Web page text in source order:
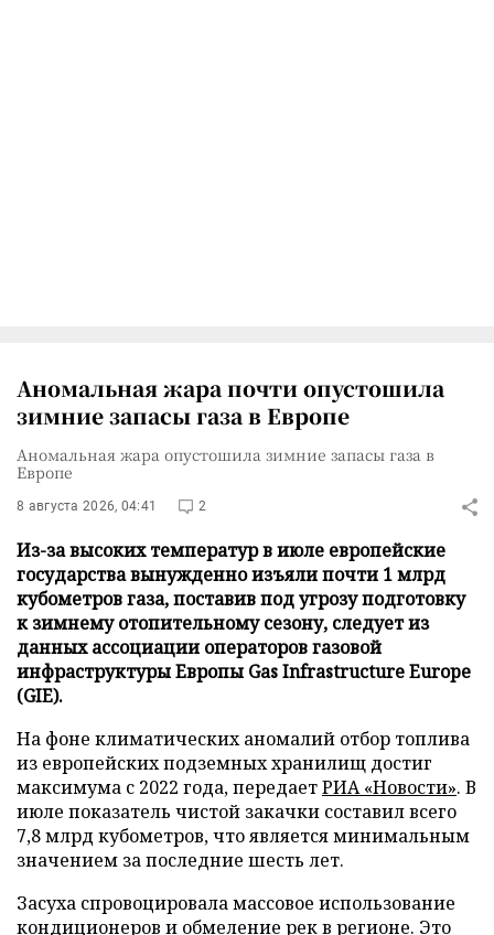
Аномальная жара почти опустошила
зимние запасы газа в Европе
Аномальная жара опустошила зимние запасы газа в
Европе
8 августа 2026, 04:41 2
Из-за высоких температур в июле европейские
государства вынужденно изъяли почти 1 млрд
кубометров газа, поставив под угрозу подготовку
к зимнему отопительному сезону, следует из
данных ассоциации операторов газовой
инфраструктуры Европы Gas Infrastructure Europe
(GIE).
На фоне климатических аномалий отбор топлива
из европейских подземных хранилищ достиг
максимума с 2022 года, передаетРИА «Новости». В
июле показатель чистой закачки составил всего
7,8 млрд кубометров, что является минимальным
значением за последние шесть лет.
Засуха спровоцировала массовое использование
кондиционеров и обмеление рек в регионе. Это